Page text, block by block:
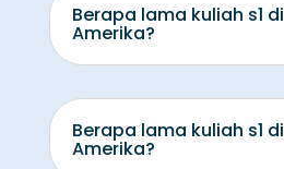
Berapa lama kuliah s1 di
Amerika?
Berapa lama kuliah s1 di
Amerika?